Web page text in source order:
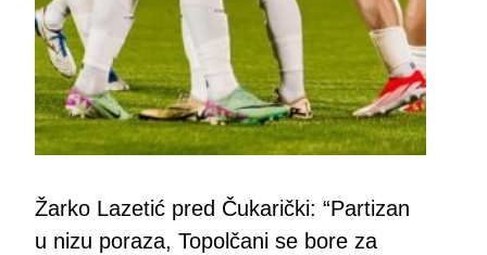
Žarko Lazetić pred Čukarički: “Partizan
u nizu poraza, Topolčani se bore za